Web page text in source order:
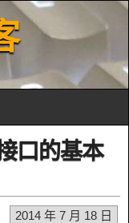
口的基本
2014 年 7 月 18 日